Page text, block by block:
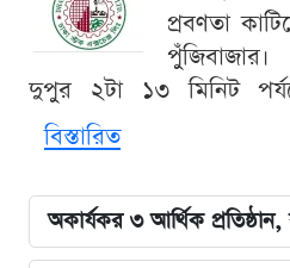
প্রবণতা
দুপুর ২টা ১৩ মিনিট
বিস্তারিত
অকার্যকর ৩ আর্থিক